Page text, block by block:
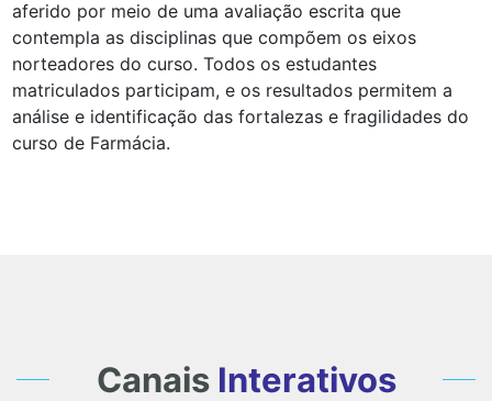
aferido por meio de uma avaliação escrita que
contempla as disciplinas que compõem os eixos
norteadores do curso. Todos os estudantes
matriculados participam, e os resultados permitem a
análise e identificação das fortalezas e fragilidades do
curso de Farmácia.
Canais Interativos